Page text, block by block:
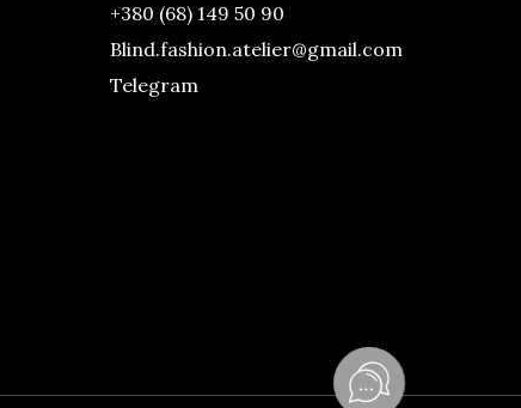
+380 (68) 149 50 90
Blind.fashion.atelier@gmail.com
Telegram